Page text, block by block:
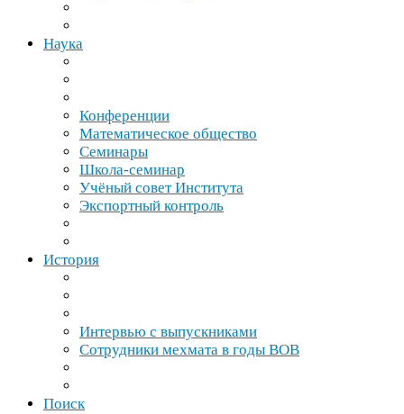
Наука
Конференции
Математическое общество
Семинары
Школа-​семинар
Учёный совет Института
Экспортный контроль
История
Интервью с выпускниками
Сотрудники мехмата в годы ВОВ
Поиск